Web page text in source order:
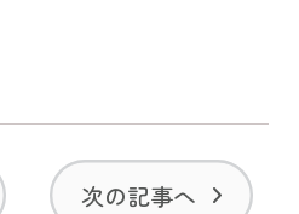
次の記事へ